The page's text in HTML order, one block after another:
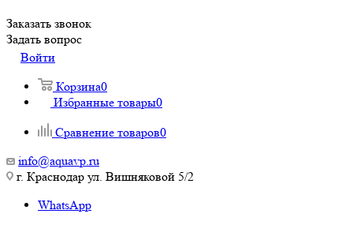
Заказать звонок
Задать вопрос
Войти
Корзина0
Избранные товары0
Сравнение товаров0
info@aquavp.ru
г. Краснодар ул. Вишняковой 5/2
WhatsApp